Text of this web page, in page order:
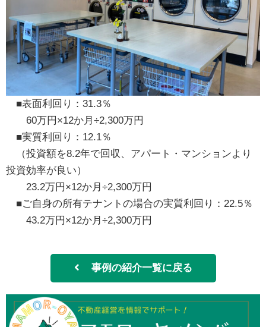
■表面利回り：31.3％
60万円×12か月÷2,300万円
■実質利回り：12.1％
（投資額を8.2年で回収、アパート・マンションより
投資効率が良い）
23.2万円×12か月÷2,300万円
■ご自身の所有テナントの場合の実質利回り：22.5％
43.2万円×12か月÷2,300万円
事例の紹介一覧に戻る